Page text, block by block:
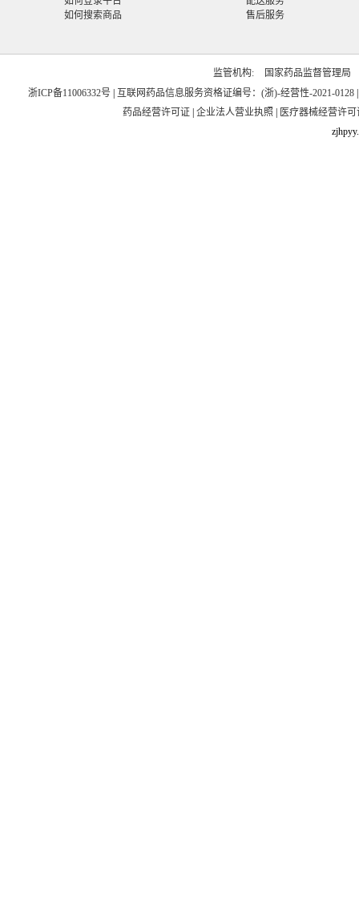
如何搜索商品
售后服务
监管机构:
国家药品监督管理局
浙ICP备11006332号
互联网药品信息服务资格证编号：(浙)-经营性-2021-0128
药品经营许可证
企业法人营业执照
医疗器械经营许可